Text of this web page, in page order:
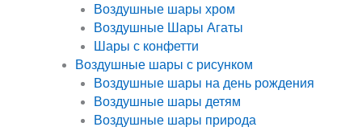
Воздушные шары хром
Воздушные Шары Агаты
Шары с конфетти
Воздушные шары с рисунком
Воздушные шары на день рождения
Воздушные шары детям
Воздушные шары природа